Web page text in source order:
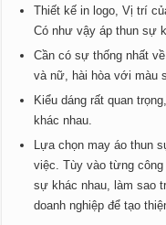
Thiết kế in logo, Vị trí
Có như vậy áp thun sự
Cần có sự thống nhất
và nữ, hài hòa với màu
Kiểu dáng rất quan
khác nhau.
Lựa chọn may áo thun
việc. Tùy vào từng
sự khác nhau, làm sao
doanh nghiệp để tạo